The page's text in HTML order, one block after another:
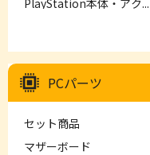
PlayStation本体・アク...
PCパーツ
セット商品
マザーボード